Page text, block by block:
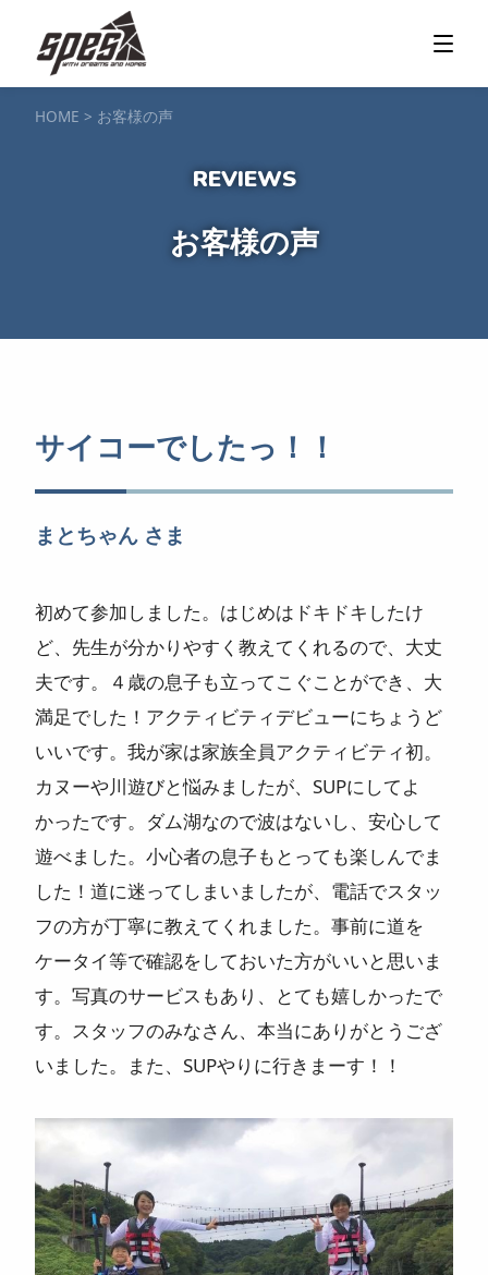
那須矢の目ダム湖
ツアー＆料金プラン
フォト＆ムービー
塩原渓谷 カヌー / 遊覧サップ
スノーボードスクール
フォト＆ムービーアドバイザー紹介ご予約・お問い合わせ
SUP団体プラン NEW!
ニュース
スタッフ紹介
HOME > お客様の声
お客様の声
サイコーでしたっ！！
まとちゃん さま
初めて参加しました。はじめはドキドキしたけ
ど、先生が分かりやすく教えてくれるので、大丈
夫です。４歳の息子も立ってこぐことができ、大
満足でした！アクティビティデビューにちょうど
いいです。我が家は家族全員アクティビティ初。
カヌーや川遊びと悩みましたが、SUPにしてよ
かったです。ダム湖なので波はないし、安心して
遊べました。小心者の息子もとっても楽しんでま
した！道に迷ってしまいましたが、電話でスタッ
フの方が丁寧に教えてくれました。事前に道を
ケータイ等で確認をしておいた方がいいと思いま
す。写真のサービスもあり、とても嬉しかったで
す。スタッフのみなさん、本当にありがとうござ
いました。また、SUPやりに行きまーす！！